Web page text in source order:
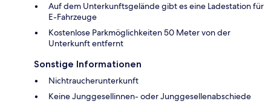
Auf dem Unterkunftsgelände gibt es eine Ladestation für
E-Fahrzeuge
Kostenlose Parkmöglichkeiten 50 Meter von der
Unterkunft entfernt
Sonstige Informationen
Nichtraucherunterkunft
Keine Junggesellinnen- oder Junggesellenabschiede